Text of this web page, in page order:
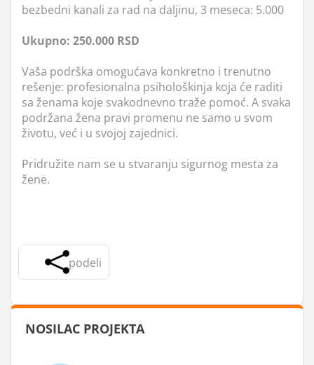
bezbedni kanali za rad na daljinu, 3 meseca: 5.000
Ukupno: 250.000 RSD
Vaša podrška omogućava konkretno i trenutno
rešenje: profesionalna psihološkinja koja će raditi
sa ženama koje svakodnevno traže pomoć. A svaka
podržana žena pravi promenu ne samo u svom
životu, već i u svojoj zajednici.
Pridružite nam se u stvaranju sigurnog mesta za
žene.
podeli
NOSILAC PROJEKTA